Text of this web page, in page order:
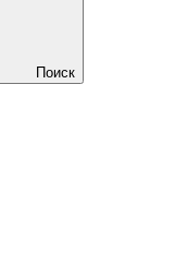
Поиск